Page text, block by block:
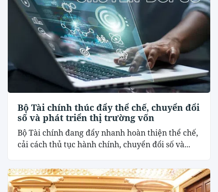
Bộ Tài chính thúc đẩy thể chế, chuyển đổi
số và phát triển thị trường vốn
Bộ Tài chính đang đẩy nhanh hoàn thiện thể chế,
cải cách thủ tục hành chính, chuyển đổi số và...